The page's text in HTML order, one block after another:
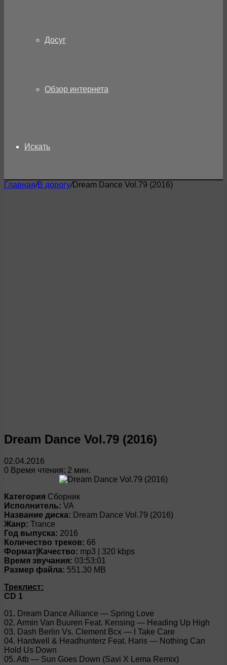
Досуг
Обзор интернета
Искать
Главная/В дорогу/Dream Dance Vol.79 (2016)
Dream Dance Vol.79 (2016)
02.04.2016
0 Время чтения: 2 мин.
Категория Сборник
Исполнитель: VA
Название диска: Dream Dance Vol.79 (2016)
Жанр: Trance
Год выпуска: 2016
Количество треков: 66
Формат|Качество: mp3 | 320 kbps
Время звучания: 03:53:01
Размер файла: 551.30 MB
Треклист:
CD 1
01. Dream Dance Alliance — Spring Love
02. Armin Van Buuren Feat. Kensing — Heading Up High
03. Dash Berlin Vs. Clement Bcx — I Take Care
04. Hardwell & Headhunterz Feat. Haris — Nothing Can
Hold Us Down
05. Atb — Sun Goes Down (Savi X Lema Remix)